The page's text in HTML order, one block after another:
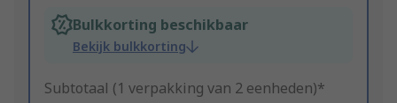
Bulkkorting beschikbaar
Bekijk bulkkorting
Subtotaal (1 verpakking van 2 eenheden)*